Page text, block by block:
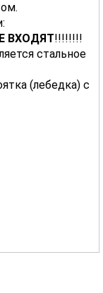
ВХОДЯТ!!!!!!!!
стальное
(лебедка) с